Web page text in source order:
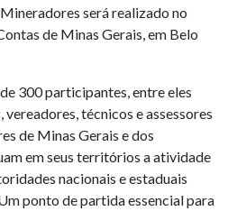
será realizado no
de Minas Gerais, em Belo
300 participantes, entre eles
técnicos e assessores
de Minas Gerais e dos
em seus territórios a atividade
nacionais e estaduais
ponto de partida essencial para